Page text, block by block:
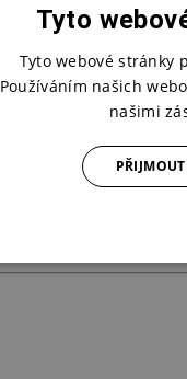
Tyto
Tyto webové stránky
Používáním našich
našimi